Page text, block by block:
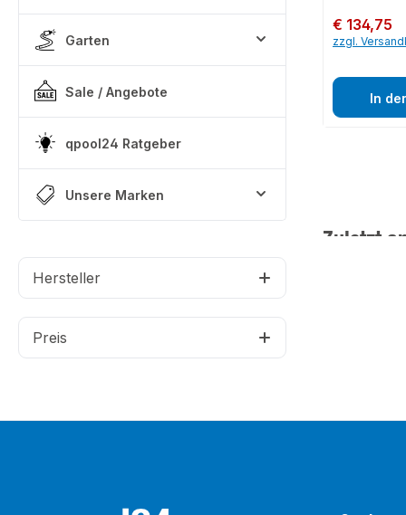
Garten
Sale / Angebote
qpool24 Ratgeber
Unsere Marken
Hersteller
Preis
Regulärer Preis:
€ 134,75
zzgl.
In
Zuletzt